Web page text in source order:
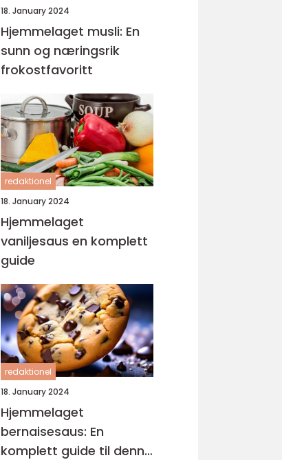
18. January 2024
Hjemmelaget musli: En
sunn og næringsrik
frokostfavoritt
redaktionel
18. January 2024
Hjemmelaget
vaniljesaus en komplett
guide
redaktionel
18. January 2024
Hjemmelaget
bernaisesaus: En
komplett guide til denne